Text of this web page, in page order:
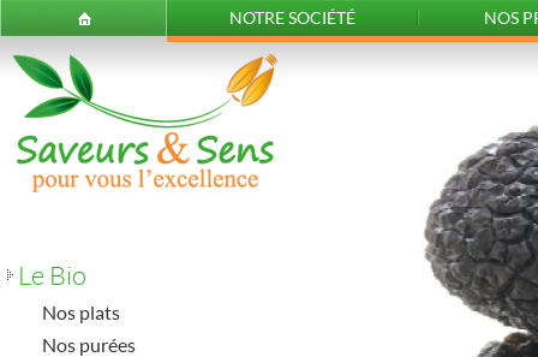
NOTRE SOCIÉTÉ NOS
Le Bio
Nos plats
Nos purées